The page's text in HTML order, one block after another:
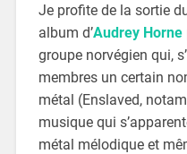
Je profite de la sortie
album d’Audrey Horne
groupe norvégien qui,
membres un certain
métal (Enslaved,
musique qui
métal mélodique et